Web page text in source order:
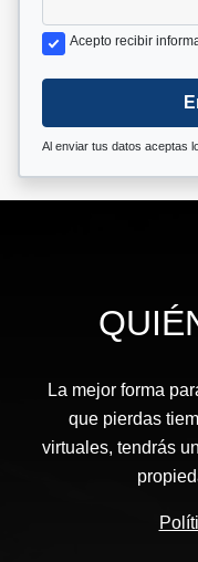
Acepto recibir
Al enviar tus datos aceptas
La mejor forma
que pierdas
virtuales, tendrás